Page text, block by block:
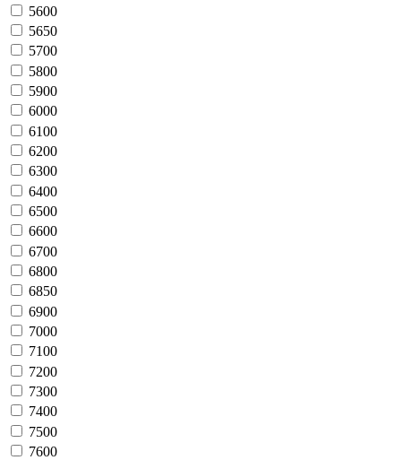
5600
5650
5700
5800
5900
6000
6100
6200
6300
6400
6500
6600
6700
6800
6850
6900
7000
7100
7200
7300
7400
7500
7600